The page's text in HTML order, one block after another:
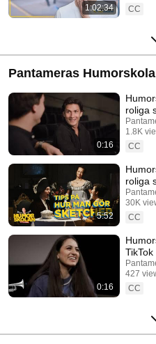
1:02:34
CC
Pantameras Humorskola
0:16
roliga
1.8K
CC
5:52
roliga
30K
CC
0:16
427
CC